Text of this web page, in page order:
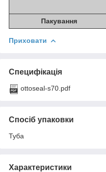
Пакування
Приховати
Специфікація
ottoseal-s70.pdf
Спосіб упаковки
Туба
Характеристики